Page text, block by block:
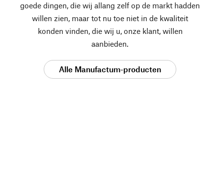
goede dingen, die wij allang zelf op de markt hadden
willen zien, maar tot nu toe niet in de kwaliteit
konden vinden, die wij u, onze klant, willen
aanbieden.
Alle Manufactum-producten